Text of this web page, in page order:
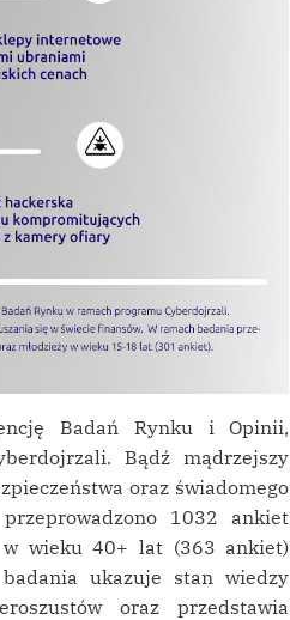
Badań Rynku i Opinii,
Bądź mądrzejszy
oraz świadomego
1032 ankiet
wieku 40+ lat (363 ankiet)
ukazuje stan wiedzy
oraz przedstawia